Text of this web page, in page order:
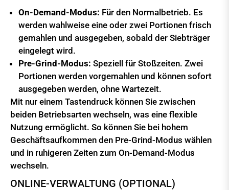
On-Demand-Modus: Für den Normalbetrieb. Es
werden wahlweise eine oder zwei Portionen frisch
gemahlen und ausgegeben, sobald der Siebträger
eingelegt wird.
Pre-Grind-Modus: Speziell für Stoßzeiten. Zwei
Portionen werden vorgemahlen und können sofort
ausgegeben werden, ohne Wartezeit.
Mit nur einem Tastendruck können Sie zwischen
beiden Betriebsarten wechseln, was eine flexible
Nutzung ermöglicht. So können Sie bei hohem
Geschäftsaufkommen den Pre-Grind-Modus wählen
und in ruhigeren Zeiten zum On-Demand-Modus
wechseln.
ONLINE-VERWALTUNG (OPTIONAL)